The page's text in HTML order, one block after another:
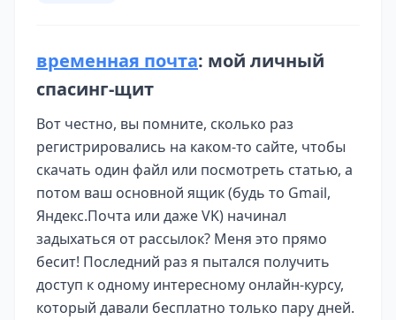
временная почта: мой личный
спасинг-щит
Вот честно, вы помните, сколько раз
регистрировались на каком-то сайте, чтобы
скачать один файл или посмотреть статью, а
потом ваш основной ящик (будь то Gmail,
Яндекс.Почта или даже VK) начинал
задыхаться от рассылок? Меня это прямо
бесит! Последний раз я пытался получить
доступ к одному интересному онлайн-курсу,
который давали бесплатно только пару дней.